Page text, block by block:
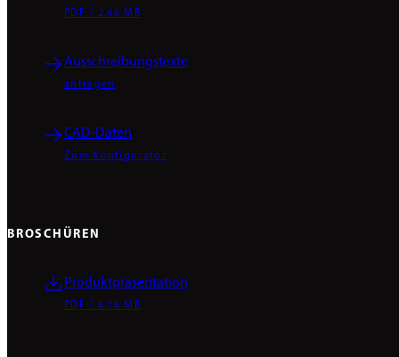
PDF / 2.46 MB
Ausschreibungstexte
anfragen
CAD-Daten
Zum Konfigurator
BROSCHÜREN
Produktpräsentation
PDF / 8.16 MB